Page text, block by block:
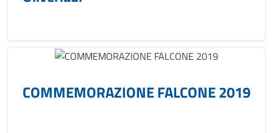
COMMEMORAZIONE FALCONE 2019